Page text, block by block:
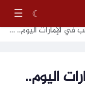
☾
☰
اليوم.. عيار 21 يسجل 438.25 درهم
اليوم..